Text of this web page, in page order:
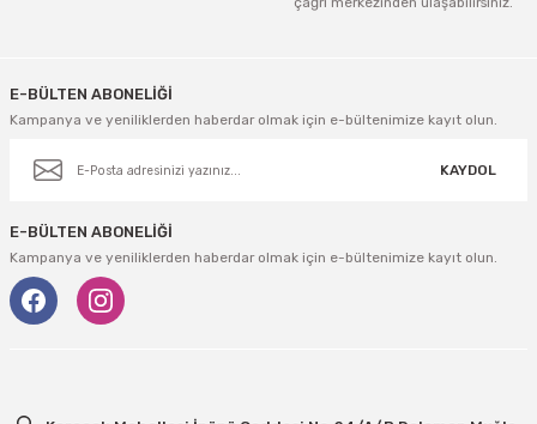
E-BÜLTEN ABONELİĞİ
Kampanya ve yeniliklerden haberdar olmak için e-bültenimize kayıt olun.
KAYDOL
E-BÜLTEN ABONELİĞİ
Kampanya ve yeniliklerden haberdar olmak için e-bültenimize kayıt olun.